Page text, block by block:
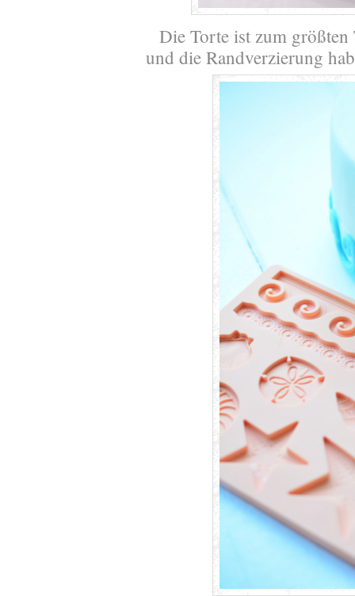
Die Torte ist zum
und die Randverzierung